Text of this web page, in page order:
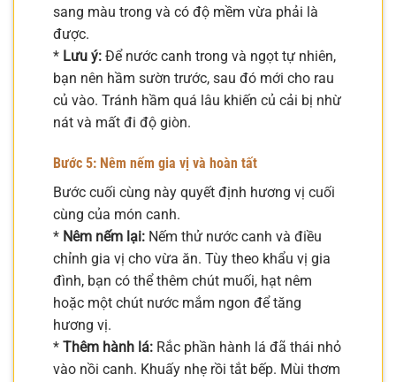
sang màu trong và có độ mềm vừa phải là
được.
* Lưu ý: Để nước canh trong và ngọt tự nhiên,
bạn nên hầm sườn trước, sau đó mới cho rau
củ vào. Tránh hầm quá lâu khiến củ cải bị nhừ
nát và mất đi độ giòn.
Bước 5: Nêm nếm gia vị và hoàn tất
Bước cuối cùng này quyết định hương vị cuối
cùng của món canh.
* Nêm nếm lại: Nếm thử nước canh và điều
chỉnh gia vị cho vừa ăn. Tùy theo khẩu vị gia
đình, bạn có thể thêm chút muối, hạt nêm
hoặc một chút nước mắm ngon để tăng
hương vị.
* Thêm hành lá: Rắc phần hành lá đã thái nhỏ
vào nồi canh. Khuấy nhẹ rồi tắt bếp. Mùi thơm